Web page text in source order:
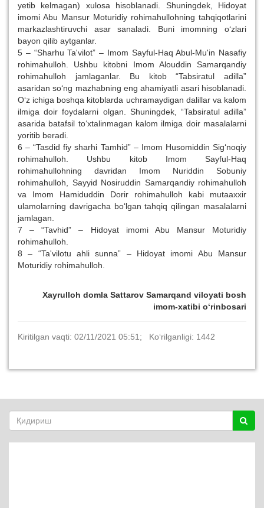
yetib kelmagan) xulosa hisoblanadi. Shuningdek, Hidoyat
imomi Abu Mansur Moturidiy rohimahullohning tahqiqotlarini
markazlashtiruvchi asar sanaladi. Buni imomning o‘zlari
bayon qilib aytganlar.
5 – “Sharhu Ta'vilot” – Imom Sayful-Haq Abul-Mu'in Nasafiy
rohimahulloh. Ushbu kitobni Imom Alouddin Samarqandiy
rohimahulloh jamlaganlar. Bu kitob “Tabsiratul adilla”
asaridan so‘ng mazhabning eng ahamiyatli asari hisoblanadi.
O‘z ichiga boshqa kitoblarda uchramaydigan dalillar va kalom
ilmiga doir foydalarni olgan. Shuningdek, “Tabsiratul adilla”
asarida batafsil to‘xtalinmagan kalom ilmiga doir masalalarni
yoritib beradi.
6 – “Tasdid fiy sharhi Tamhid” – Imom Husomiddin Sig‘noqiy
rohimahulloh. Ushbu kitob Imom Sayful-Haq
rohimahullohning davridan Imom Nuriddin Sobuniy
rohimahulloh, Sayyid Nosiruddin Samarqandiy rohimahulloh
va Imom Hamiduddin Dorir rohimahulloh kabi mutaaxxir
ulamolarning davrigacha bo‘lgan tahqiq qilingan masalalarni
jamlagan.
7 – “Tavhid” – Hidoyat imomi Abu Mansur Moturidiy
rohimahulloh.
8 – “Ta'vilotu ahli sunna” – Hidoyat imomi Abu Mansur
Moturidiy rohimahulloh.
Xayrulloh domla Sattarov Samarqand viloyati bosh
imom-xatibi o‘rinbosari
Kiritilgan vaqti: 02/11/2021 05:51; Ko‘rilganligi: 1442